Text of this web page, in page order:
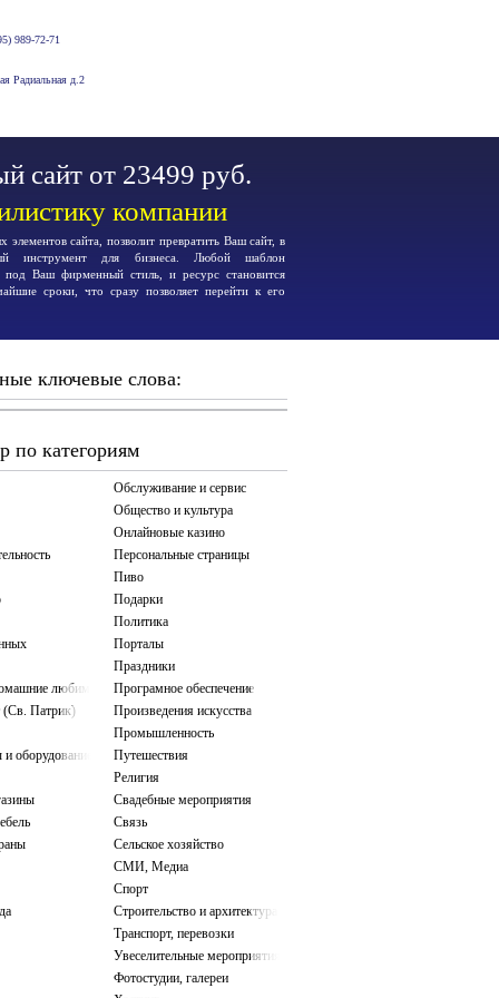
989-72-71
Радиальная д.2
сайт от 23499 руб.
компании
элементов сайта, позволит превратить Ваш сайт, в
инструмент для бизнеса. Любой шаблон
под Ваш фирменный стиль, и ресурс становится
сроки, что сразу позволяет перейти к его
ключевые слова:
по категориям
любимцы
(Св. Патрик)
оборудование
Обслуживание и сервис
Общество и культура
Онлайновые казино
Персональные страницы
Пиво
Подарки
Политика
Порталы
Праздники
Програмное обеспечение
Произведения искусства
Промышленность
Путешествия
Религия
Свадебные мероприятия
Связь
Сельское хозяйство
СМИ, Медиа
Спорт
Строительство и архитектура
Транспорт, перевозки
Увеселительные мероприятия
Фотостудии, галереи